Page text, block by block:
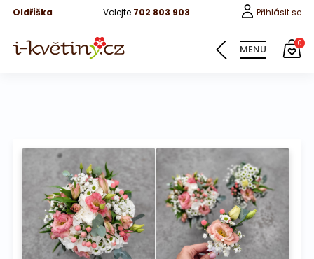
Oldřiška Volejte 702 803 903 Přihlásit se
MENU 0
Informace
Naše svatební kytice